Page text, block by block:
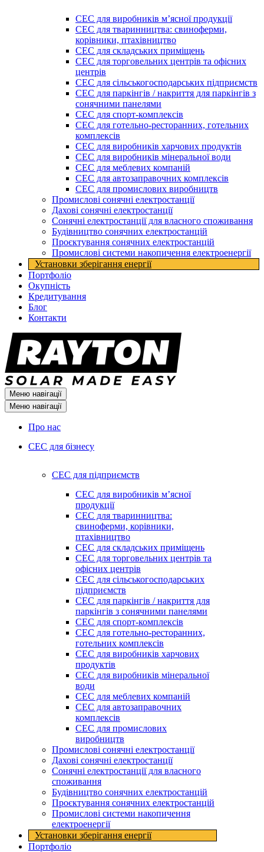
СЕС для виробників мʼясної продукції
СЕС для тваринництва: свиноферми,
корівники, птахівництво
СЕС для складських приміщень
СЕС для торговельних центрів та офісних
центрів
СЕС для сільськогосподарських підприємств
СЕС для паркінгів / накриття для паркінгів з
сонячними панелями
СЕС для спорт-комплексів
СЕС для готельно-ресторанних, готельних
комплексів
СЕС для виробників харчових продуктів
СЕС для виробників мінеральної води
СЕС для меблевих компаній
СЕС для автозаправочних комплексів
СЕС для промислових виробництв
Промислові сонячні електростанції
Дахові сонячні електростанції
Сонячні електростанції для власного споживання
Будівництво сонячних електростанцій
Проєктування сонячних електростанцій
Промислові системи накопичення електроенергії
Установки зберігання енергії​
Портфоліо
Окупність
Кредитування
Блог
Контакти
Меню навігації
Меню навігації
Про нас
СЕС для бізнесу
СЕС для підприємств
СЕС для виробників мʼясної
продукції
СЕС для тваринництва:
свиноферми, корівники,
птахівництво
СЕС для складських приміщень
СЕС для торговельних центрів та
офісних центрів
СЕС для сільськогосподарських
підприємств
СЕС для паркінгів / накриття для
паркінгів з сонячними панелями
СЕС для спорт-комплексів
СЕС для готельно-ресторанних,
готельних комплексів
СЕС для виробників харчових
продуктів
СЕС для виробників мінеральної
води
СЕС для меблевих компаній
СЕС для автозаправочних
комплексів
СЕС для промислових
виробництв
Промислові сонячні електростанції
Дахові сонячні електростанції
Сонячні електростанції для власного
споживання
Будівництво сонячних електростанцій
Проєктування сонячних електростанцій
Промислові системи накопичення
електроенергії
Установки зберігання енергії​
Портфоліо